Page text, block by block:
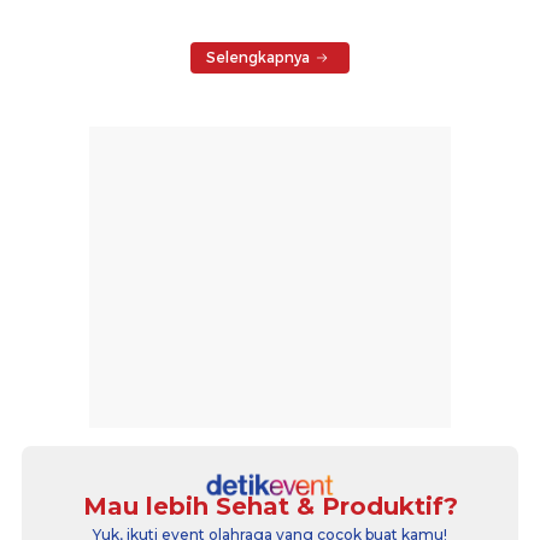
Selengkapnya
Mau lebih Sehat & Produktif?
Yuk, ikuti event olahraga yang cocok buat kamu!